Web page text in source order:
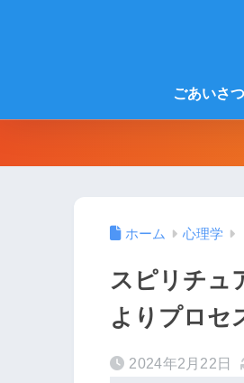
ごあいさつ
ホーム 心理学
スピリチュ
よりプロセ
2024年2月22日